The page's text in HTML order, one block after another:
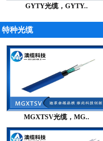
GYTY光缆，GYTY..
特种光缆
MGXTSV光缆，MG..